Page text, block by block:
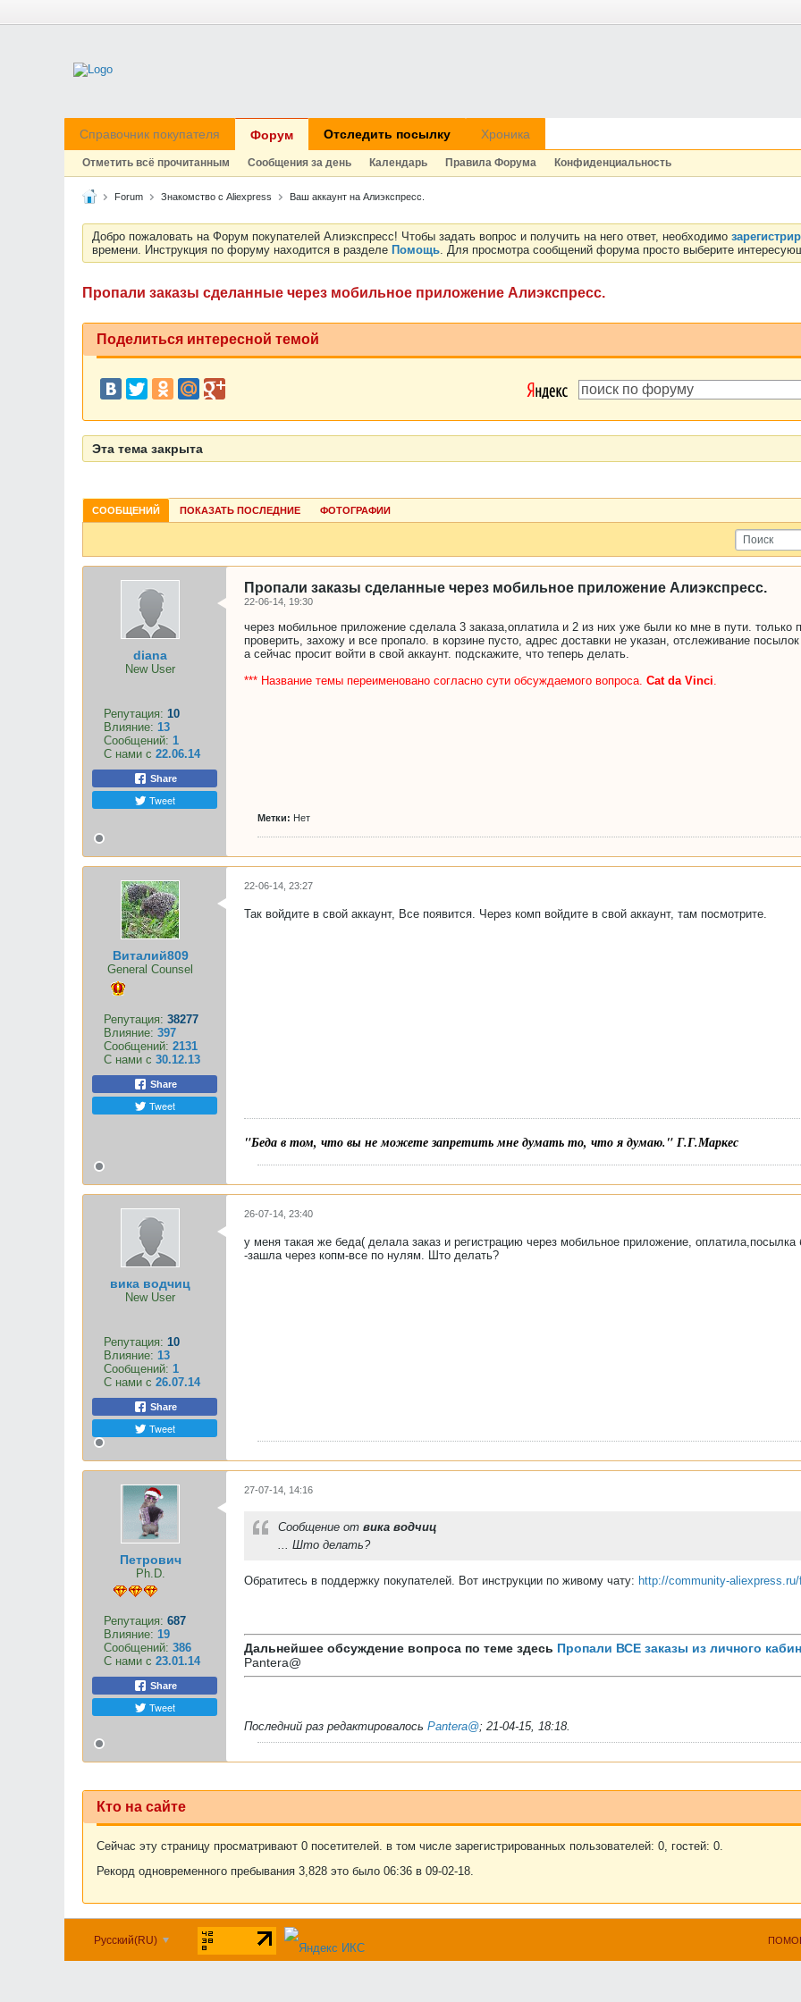
Справочник покупателя Форум Отследить посылку Хроника
Отметить всё прочитанным Сообщения за день Календарь Правила Форума Конфиденциальность
Forum Знакомство с Aliexpress Ваш аккаунт на Алиэкспресс.
Добро пожаловать на Форум покупателей Алиэкспресс! Чтобы задать вопрос и получить на него ответ, необходимо
времени. Инструкция по форуму находится в разделе Помощь. Для просмотра сообщений форума просто выберите
Пропали заказы сделанные через мобильное приложение Алиэкспресс.
Поделиться интересной темой
Эта тема закрыта
СООБЩЕНИЙ ПОКАЗАТЬ ПОСЛЕДНИЕ ФОТОГРАФИИ
diana
New User
Репутация: 10
Влияние: 13
Сообщений: 1
С нами с 22.06.14
Share
Tweet
Пропали заказы сделанные через мобильное приложение Алиэкспресс.
22-06-14, 19:30
через мобильное приложение сделала 3 заказа,оплатила и 2 из них уже были ко мне в пути. только
проверить, захожу и все пропало. в корзине пусто, адрес доставки не указан, отслеживание
а сейчас просит войти в свой аккаунт. подскажите, что теперь делать.
*** Название темы переименовано согласно сути обсуждаемого вопроса. Cat da Vinci.
Метки: Нет
Виталий809
General Counsel
Репутация: 38277
Влияние: 397
Сообщений: 2131
С нами с 30.12.13
Share
Tweet
22-06-14, 23:27
Так войдите в свой аккаунт, Все появится. Через комп войдите в свой аккаунт, там посмотрите.
"Беда в том, что вы не можете запретить мне думать то, что я думаю." Г.Г.Маркес
вика водчиц
New User
Репутация: 10
Влияние: 13
Сообщений: 1
С нами с 26.07.14
Share
Tweet
26-07-14, 23:40
у меня такая же беда( делала заказ и регистрацию через мобильное приложение,
-зашла через копм-все по нулям. Што делать?
Петрович
Ph.D.
Репутация: 687
Влияние: 19
Сообщений: 386
С нами с 23.01.14
Share
Tweet
27-07-14, 14:16
Сообщение от вика водчиц
... Што делать?
Обратитесь в поддержку покупателей. Вот инструкции по живому чату: http://community-
Дальнейшее обсуждение вопроса по теме здесь Пропали ВСЕ заказы из личного
Pantera@
Последний раз редактировалось Pantera@; 21-04-15, 18:18.
Кто на сайте
Сейчас эту страницу просматривают 0 посетителей. в том числе зарегистрированных пользователей: 0, гостей: 0.
Рекорд одновременного пребывания 3,828 это было 06:36 в 09-02-18.
Русский(RU)